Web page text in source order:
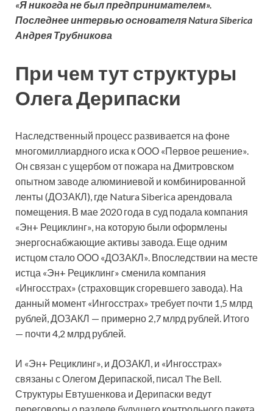
«Я никогда не был предпринимателем».
Последнее интервью основателя Natura Siberica
Андрея Трубникова
При чем тут структуры
Олега Дерипаски
Наследственный процесс развивается на фоне
многомиллиардного иска к ООО «Первое решение».
Он связан с ущербом от пожара на Дмитровском
опытном заводе алюминиевой и комбинированной
ленты (ДОЗАКЛ), где Natura Siberica арендовала
помещения. В мае 2020 года в суд подала компания
«Эн+ Рециклинг», на которую были оформлены
энергоснабжающие активы завода. Еще одним
истцом стало ООО «ДОЗАКЛ». Впоследствии на месте
истца «Эн+ Рециклинг» сменила компания
«Ингосстрах» (страховщик сгоревшего завода). На
данный момент «Ингосстрах» требует почти 1,5 млрд
рублей, ДОЗАКЛ — примерно 2,7 млрд рублей. Итого
— почти 4,2 млрд рублей.
И «Эн+ Рециклинг», и ДОЗАКЛ, и «Ингосстрах»
связаны с Олегом Дерипаской, писал The Bell.
Структуры Евтушенкова и Дерипаски ведут